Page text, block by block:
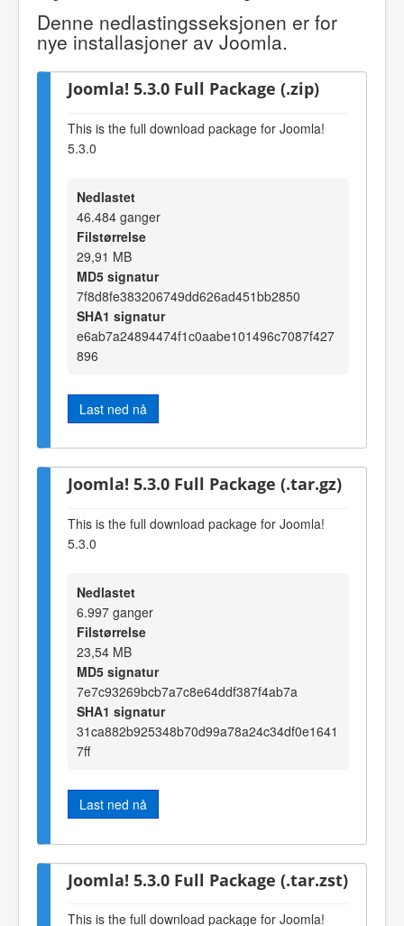
Denne nedlastingsseksjonen er for
nye installasjoner av Joomla.
Joomla! 5.3.0 Full Package (.zip)
This is the full download package for Joomla!
5.3.0
Nedlastet
46.484 ganger
Filstørrelse
29,91 MB
MD5 signatur
7f8d8fe383206749dd626ad451bb2850
SHA1 signatur
e6ab7a24894474f1c0aabe101496c7087f427
896
Last ned nå
Joomla! 5.3.0 Full Package (.tar.gz)
This is the full download package for Joomla!
5.3.0
Nedlastet
6.997 ganger
Filstørrelse
23,54 MB
MD5 signatur
7e7c93269bcb7a7c8e64ddf387f4ab7a
SHA1 signatur
31ca882b925348b70d99a78a24c34df0e1641
7ff
Last ned nå
Joomla! 5.3.0 Full Package (.tar.zst)
This is the full download package for Joomla!